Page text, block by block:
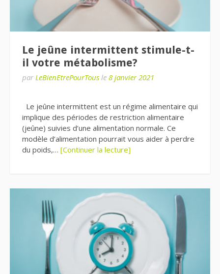
Le jeûne intermittent stimule-t-
il votre métabolisme?
par LeBienEtrePourTous le 8 janvier 2021
Le jeûne intermittent est un régime alimentaire qui
implique des périodes de restriction alimentaire
(jeûne) suivies d’une alimentation normale. Ce
modèle d’alimentation pourrait vous aider à perdre
du poids,… [Continuer la lecture]